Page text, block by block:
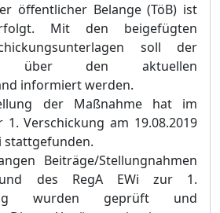
öffentlicher Belange (TöB) ist
Mit den beigefügten
soll der
über den aktuellen
informiert werden.
der Maßnahme hat im
1. Verschickung am 19.08.2019
stattgefunden.
Beiträge/Stellungnahmen
des RegA EWi zur 1.
wurden geprüft und